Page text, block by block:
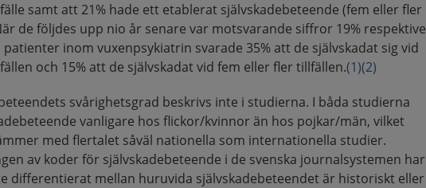
samt att 21% hade ett etablerat självskadebeteende (fem eller fler
de följdes upp nio år senare var motsvarande siffror 19% respektive
patienter inom vuxenpsykiatrin svarade 35% att de självskadat sig vid
och 15% att de självskadat vid fem eller fler tillfällen.(1)(2)
svårighetsgrad beskrivs inte i studierna. I båda studierna
vanligare hos flickor/kvinnor än hos pojkar/män, vilket
med flertalet såväl nationella som internationella studier.
av koder för självskadebeteende i de svenska journalsystemen har
differentierat mellan huruvida självskadebeteendet är historiskt eller